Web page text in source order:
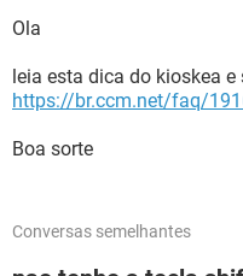
Ola
leia esta dica do kioskea
https://br.ccm.net/faq/
Boa sorte
Conversas semelhantes